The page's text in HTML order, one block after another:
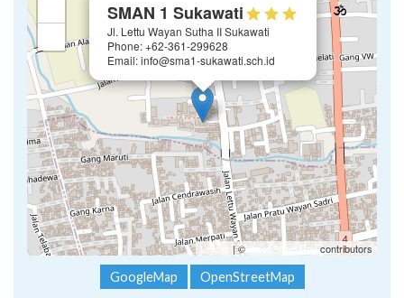
SMAN 1 Sukawati
Jl. Lettu Wayan Sutha II Sukawati
Phone: +62-361-299628
Email: info@sma1-sukawati.sch.id
Leaflet | ©OpenStreetMap contributors
GoogleMap OpenStreetMap